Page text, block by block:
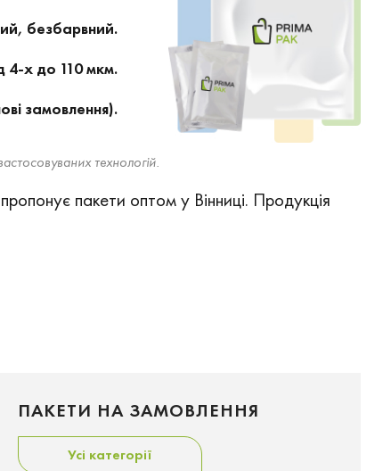
безбарвний.
4-х до 110 мкм.
замовлення).
технологій.
пакети оптом у Вінниці. Продукція
ПАКЕТИ НА ЗАМОВЛЕННЯ
Усі категорії